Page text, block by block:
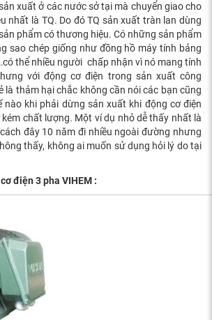
xuất ở các nước sở tại mà chuyển giao cho
nhất là TQ. Do đó TQ sản xuất tràn lan dùng
phẩm có thương hiệu. Có những sản phẩm
sao chép giống như đồng hồ máy tính bảng
thể nhiều người chấp nhận vì nó mang tính
với động cơ điện trong sản xuất công
là thảm hại chắc không cần nói các bạn cũng
nào khi phải dừng sản xuất khi động cơ điện
chất lượng. Một ví dụ nhỏ dễ thấy nhất là
đây 10 năm đi nhiều ngoài đường nhưng
thấy, không ai muốn sử dụng hỏi lý do tại
điện 3 pha VIHEM :